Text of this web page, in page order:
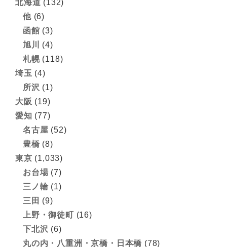
北海道 (132)
他(6)
函館 (3)
旭川
(4)
札幌(118)
埼玉 (4)
所沢 (1)
大阪 (19)
愛知 (77)
名古屋 (52)
豊橋 (8)
東京 (1,033)
お台場 (7)
三ノ輪 (1)
三田 (9)
上野・御徒町 (16)
下北沢 (6)
丸の内・八重洲・京橋・日本橋 (78)